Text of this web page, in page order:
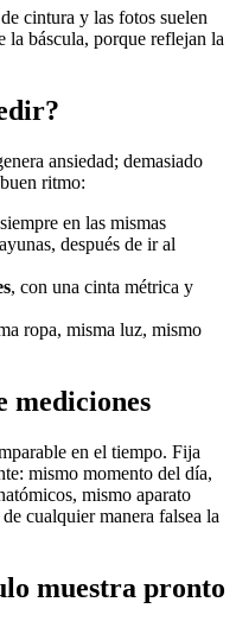
cintura y las fotos suelen
la báscula, porque reflejan la
ansiedad; demasiado
ritmo:
en las mismas
después de ir al
, con una cinta métrica y
ropa, misma luz, mismo
mediciones
en el tiempo. Fija
mismo momento del día,
mismo aparato
cualquier manera falsea la
muestra pronto